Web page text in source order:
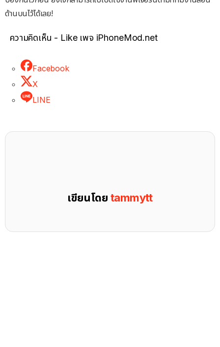
ด้านบนไว้ได้เลย!
ความคิดเห็น - Like เพจ iPhoneMod.net
Facebook
X
LINE
เขียนโดย tammytt